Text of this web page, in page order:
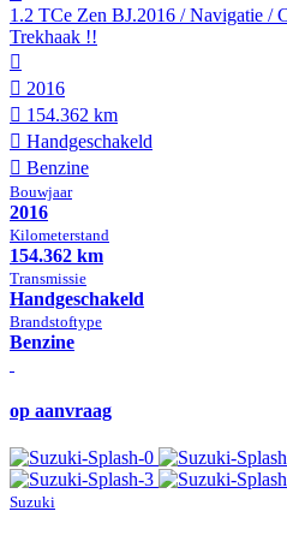
1.2 TCe Zen BJ.2016 / Navigatie /
Trekhaak !!
2016
154.362 km
Hand­geschakeld
Benzine
Bouwjaar
2016
Kilometer­stand
154.362 km
Transmissie
Hand­geschakeld
Brandstof­type
Benzine
op aanvraag
Suzuki